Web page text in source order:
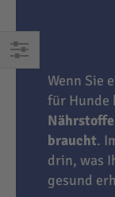
EINKAUFEN
Wenn Sie
für Hunde
braucht.
drin, was
gesund